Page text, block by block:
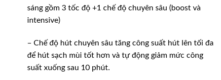
sáng gồm 3 tốc độ +1 chế độ chuyên sâu (boost và
intensive)
– Chế độ hút chuyên sâu tăng công suất hút lên tối đa
để hút sạch mùi tốt hơn và tự động giảm mức công
suất xuống sau 10 phút.